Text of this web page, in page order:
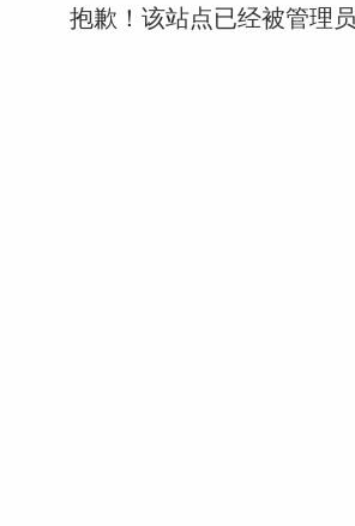
抱歉！该站点已经被管理